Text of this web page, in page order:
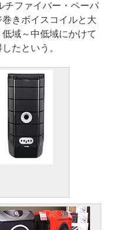
チファイバー・ペーパ
きボイスコイルと大
域～中低域にかけて
たという。